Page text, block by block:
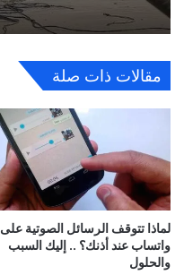
مقالات ذات صلة
لماذا تتوقف الرسائل الصوتية على
واتساب عند أذنك؟ .. إليك السبب
والحلول